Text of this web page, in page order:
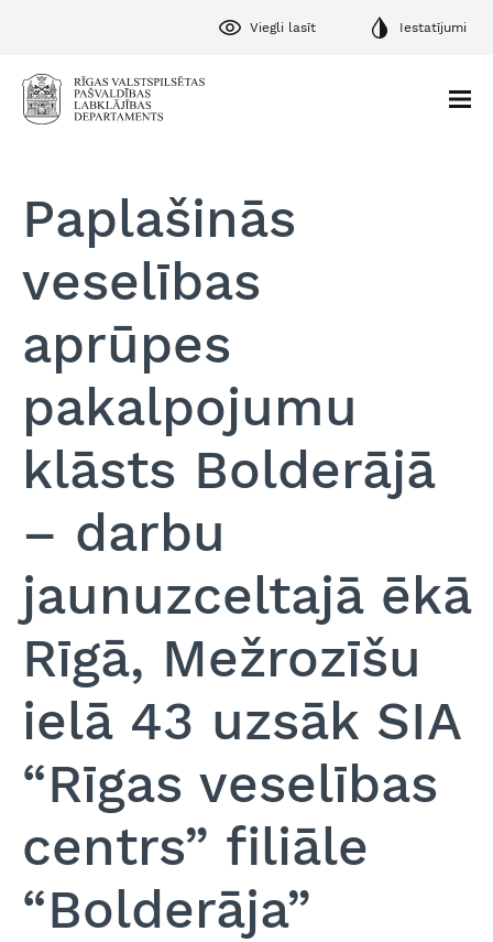
Viegli lasīt Iestatījumi
Paplašinās
veselības
aprūpes
pakalpojumu
klāsts Bolderājā
– darbu
jaunuzceltajā ēkā
Rīgā, Mežrozīšu
ielā 43 uzsāk SIA
“Rīgas veselības
centrs” filiāle
“Bolderāja”